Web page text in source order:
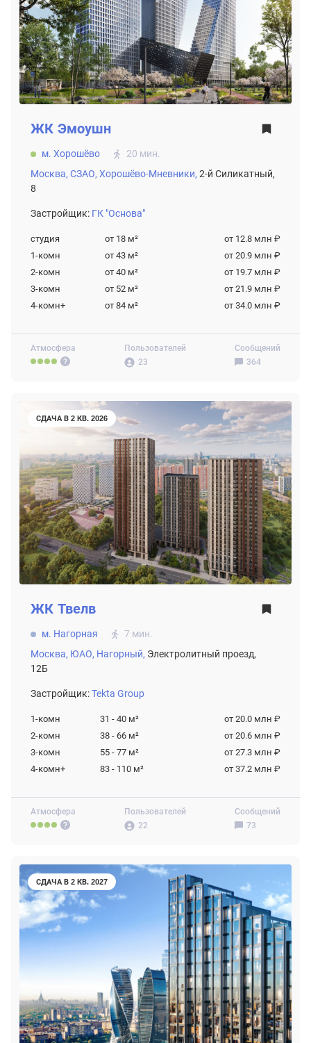
Атмосфера
Пользователей
23
Сообщений
364
ЖК Эмоушн
м. Хорошёво
20 мин.
Москва, СЗАО, Хорошёво-Мневники, 2-й Силикатный,
8
Застройщик: ГК "Основа"
студия от 18 м²
от 12.8 млн ₽
1-комн
от 43 м²
от 20.9 млн ₽
2-комн
от 40 м²
от 19.7 млн ₽
3-комн
от 52 м²
от 21.9 млн ₽
4-комн+
от 84 м² от 34.0 млн ₽
СДАЧА В 2 КВ. 2026
Атмосфера
Пользователей
22
Сообщений
73
ЖК Твелв
м. Нагорная
7 мин.
Москва, ЮАО, Нагорный, Электролитный проезд,
12Б
Застройщик:Tekta Group
1-комн 31 - 40 м²
от 20.0 млн ₽
2-комн
38 - 66 м²
от 20.6 млн ₽
3-комн
55 - 77 м²
от 27.3 млн ₽
4-комн+
83 - 110 м² от 37.2 млн ₽
СДАЧА В 2 КВ. 2027